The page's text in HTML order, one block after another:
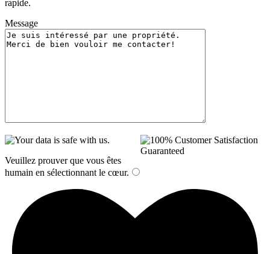
rapide.
Message
Veuillez prouver que vous êtes
humain en sélectionnant le cœur.